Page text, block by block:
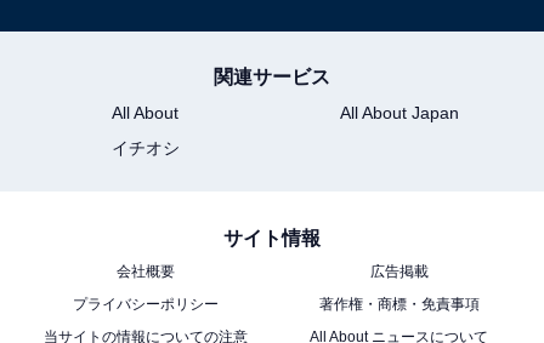
平日：450円（サウナは別途料金が必要）
土・日・祝：450円（サウナは別途料金が必要）
く公衆浴場としての提供です）
あわせて読みたい
関連サービス
All About
All About Japan
イチオシ
サイト情報
会社概要
広告掲載
プライバシーポリシー
著作権・商標・免責事項
当サイトの情報についての注意
All About ニュースについて